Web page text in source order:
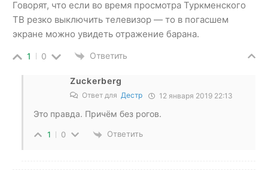
Говорят, что если во время просмотра Туркменского
ТВ резко выключить телевизор — то в погасшем
экране можно увидеть отражение барана.
1 0 Ответить
Zuckerberg
Ответ для Дестр 12 января 2019 22:13
Это правда. Причём без рогов.
1 0 Ответить